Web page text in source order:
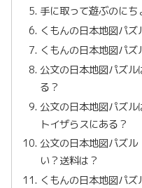
手に取って遊ぶのに
くもんの日本地図パズ
くもんの日本地図パ
公文の日本地図パズ
る？
公文の日本地図パズ
トイザらスにある？
公文の日本地図パズ
い？送料は？
くもんの日本地図パ